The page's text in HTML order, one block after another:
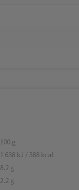
100 g
1 638 kJ / 388 kcal
8.2 g
2.2 g